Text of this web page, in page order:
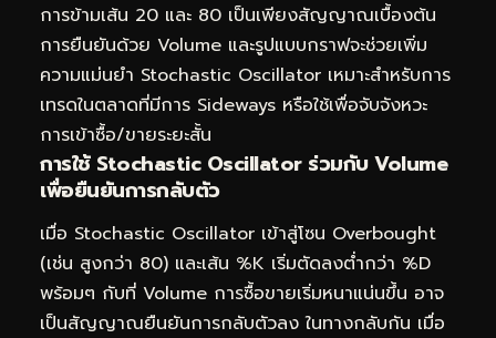
การข้ามเส้น 20 และ 80 เป็นเพียงสัญญาณเบื้องต้น
การยืนยันด้วย Volume และรูปแบบกราฟจะช่วยเพิ่ม
ความแม่นยำ Stochastic Oscillator เหมาะสำหรับการ
เทรดในตลาดที่มีการ Sideways หรือใช้เพื่อจับจังหวะ
การเข้าซื้อ/ขายระยะสั้น
การใช้ Stochastic Oscillator ร่วมกับ Volume
เพื่อยืนยันการกลับตัว
เมื่อ Stochastic Oscillator เข้าสู่โซน Overbought
(เช่น สูงกว่า 80) และเส้น %K เริ่มตัดลงต่ำกว่า %D
พร้อมๆ กับที่ Volume การซื้อขายเริ่มหนาแน่นขึ้น อาจ
เป็นสัญญาณยืนยันการกลับตัวลง ในทางกลับกัน เมื่อ